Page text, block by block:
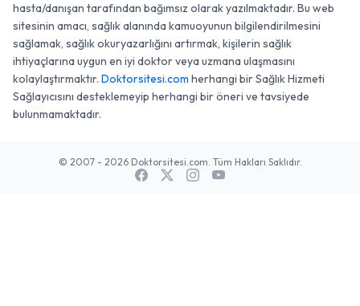
hasta/danışan tarafından bağımsız olarak yazılmaktadır. Bu web
sitesinin amacı, sağlık alanında kamuoyunun bilgilendirilmesini
sağlamak, sağlık okuryazarlığını artırmak, kişilerin sağlık
ihtiyaçlarına uygun en iyi doktor veya uzmana ulaşmasını
kolaylaştırmaktır. Doktorsitesi.com herhangi bir Sağlık Hizmeti
Sağlayıcısını desteklemeyip herhangi bir öneri ve tavsiyede
bulunmamaktadır.
© 2007 - 2026 Doktorsitesi.com. Tüm Hakları Saklıdır.